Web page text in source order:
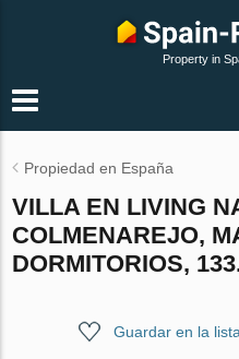
Property in
Propiedad en España
VILLA EN LIVING
COLMENAREJO,
DORMITORIOS,
Guardar en la